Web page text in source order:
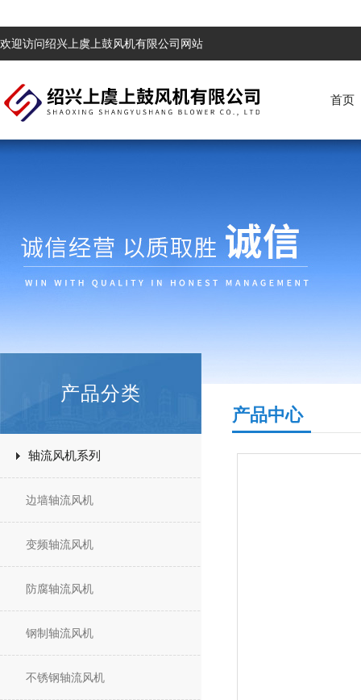
欢迎访问绍兴上虞上鼓风机有限公司网站
首页
产品分类
轴流风机系列
边墙轴流风机
变频轴流风机
防腐轴流风机
钢制轴流风机
不锈钢轴流风机
产品中心